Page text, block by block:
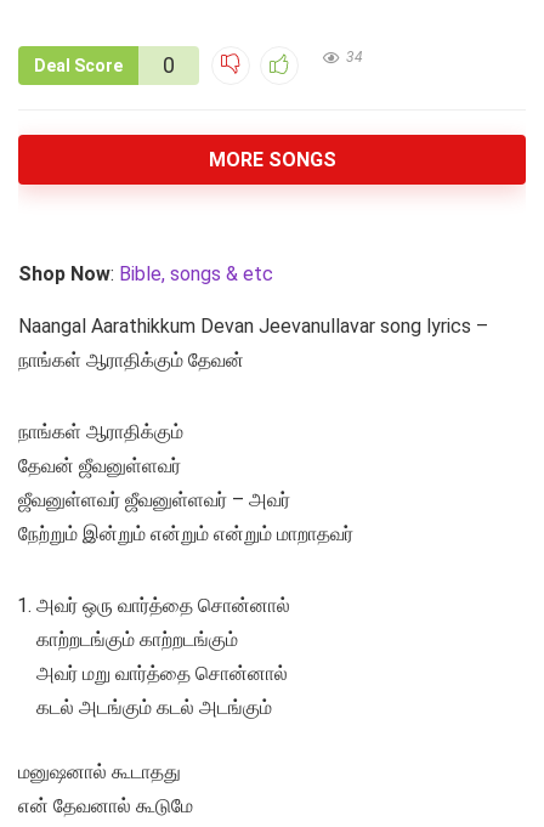
Deal Score 0 34
MORE SONGS
Shop Now: Bible, songs & etc
Naangal Aarathikkum Devan Jeevanullavar song lyrics –
நாங்கள் ஆராதிக்கும் தேவன்
நாங்கள் ஆராதிக்கும்
தேவன் ஜீவனுள்ளவர்
ஜீவனுள்ளவர் ஜீவனுள்ளவர் – அவர்
நேற்றும் இன்றும் என்றும் என்றும் மாறாதவர்
அவர் ஒரு வார்த்தை சொன்னால்
காற்றடங்கும் காற்றடங்கும்
அவர் மறு வார்த்தை சொன்னால்
கடல் அடங்கும் கடல் அடங்கும்
மனுஷனால் கூடாதது
என் தேவனால் கூடுமே